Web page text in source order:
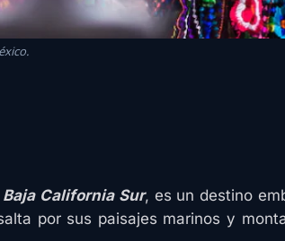
Baja California Sur, es un destino
por sus paisajes marinos y